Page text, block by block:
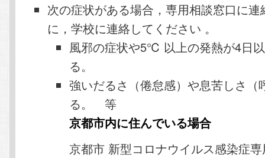
次の症状がある場合，専用相談窓口に連
に，学校に連絡してください 。
風邪の症状や5℃ 以上の発熱が4日
る。
強いだるさ（倦怠感）や息苦しさ（
る。 等
京都市内に住んでいる場合
京都市 新型コロナウイルス感染症